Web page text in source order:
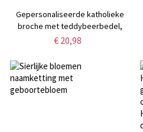
Gepersonaliseerde katholieke
broche met teddybeerbedel,
christelijke gouden strikspeld,
doop-/eerste communiecadeau
voor baby/pasgeborene
€ 20,98